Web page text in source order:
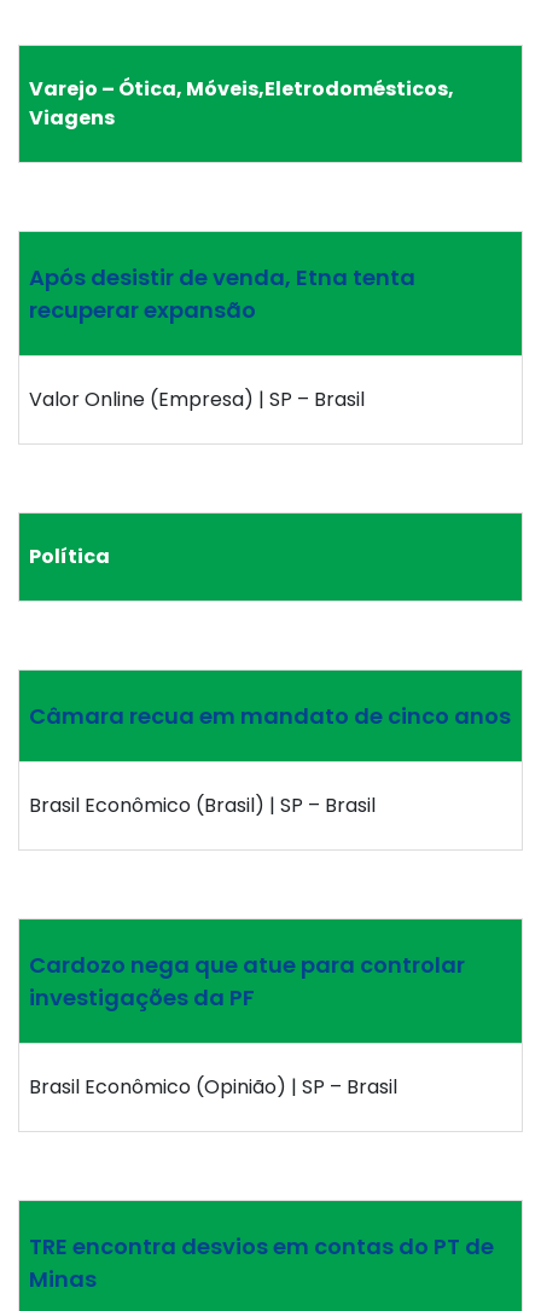
Varejo – Ótica, Móveis,Eletrodomésticos,
Viagens
Após desistir de venda, Etna tenta
recuperar expansão
Valor Online (Empresa) | SP – Brasil
Política
Câmara recua em mandato de cinco anos
Brasil Econômico (Brasil) | SP – Brasil
Cardozo nega que atue para controlar
investigações da PF
Brasil Econômico (Opinião) | SP – Brasil
TRE encontra desvios em contas do PT de
Minas